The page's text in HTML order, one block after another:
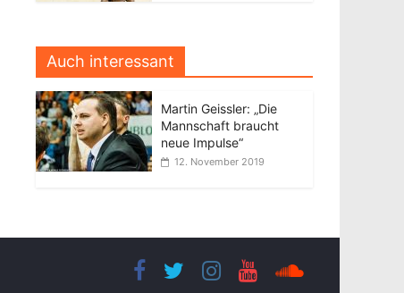
Auch interessant
Martin Geissler: „Die
Mannschaft braucht
neue Impulse“
12. November 2019